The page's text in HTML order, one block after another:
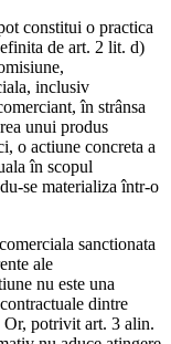
constitui o practica
de art. 2 lit. d)
inclusiv
în strânsa
unui produs
o actiune concreta a
în scopul
se materializa într-o
sanctionata
ale
nu este una
dintre
Or, potrivit art. 3 alin.